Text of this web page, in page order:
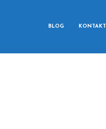
BLOG KONTAKT